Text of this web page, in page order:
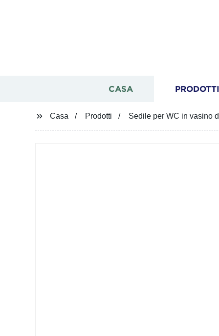
CASA PRODOTTI
Casa Prodotti Sedile per WC in vasino